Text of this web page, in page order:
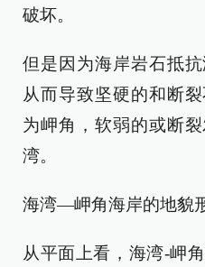
破坏。
但是因为海岸岩石抵
从而导致坚硬的和断
为岬角，软弱的或断
湾。
海湾—岬角海岸的地貌
从平面上看，海湾-岬